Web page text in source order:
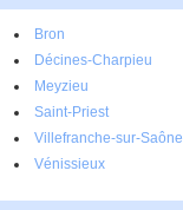
Bron
Décines-Charpieu
Meyzieu
Saint-Priest
Villefranche-sur-Saône
Vénissieux